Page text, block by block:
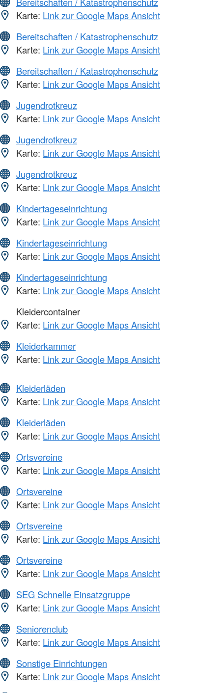
Karte: Link zur Google Maps Ansicht
Bereitschaften / Katastrophenschutz
Karte: Link zur Google Maps Ansicht
Bereitschaften / Katastrophenschutz
Karte: Link zur Google Maps Ansicht
Jugendrotkreuz
Karte: Link zur Google Maps Ansicht
Jugendrotkreuz
Karte: Link zur Google Maps Ansicht
Jugendrotkreuz
Karte: Link zur Google Maps Ansicht
Kindertageseinrichtung
Karte: Link zur Google Maps Ansicht
Kindertageseinrichtung
Karte: Link zur Google Maps Ansicht
Kindertageseinrichtung
Karte: Link zur Google Maps Ansicht
Kleidercontainer
Karte: Link zur Google Maps Ansicht
Kleiderkammer
Karte: Link zur Google Maps Ansicht
Kleiderläden
Karte: Link zur Google Maps Ansicht
Kleiderläden
Karte: Link zur Google Maps Ansicht
Ortsvereine
Karte: Link zur Google Maps Ansicht
Ortsvereine
Karte: Link zur Google Maps Ansicht
Ortsvereine
Karte: Link zur Google Maps Ansicht
Ortsvereine
Karte: Link zur Google Maps Ansicht
SEG Schnelle Einsatzgruppe
Karte: Link zur Google Maps Ansicht
Seniorenclub
Karte: Link zur Google Maps Ansicht
Sonstige Einrichtungen
Karte: Link zur Google Maps Ansicht